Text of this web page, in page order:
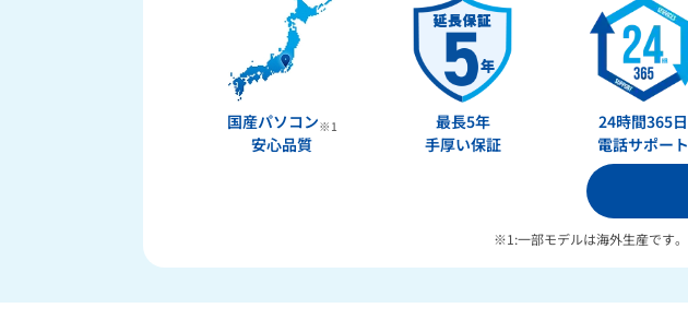
国産パソコン※1
安心品質
最長5年
手厚い保証
24時間365日
電話サポート
※1:一部モデルは海外生産です。